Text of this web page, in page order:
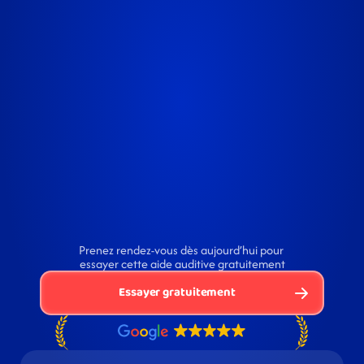
Prenez rendez-vous dès aujourd’hui pour
essayer cette aide auditive gratuitement
Essayer gratuitement